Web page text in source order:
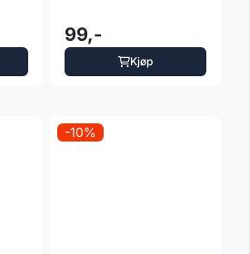
99,-
Kjøp
-10%